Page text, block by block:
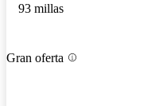
93 millas
Gran oferta